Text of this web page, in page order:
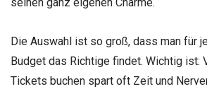
Die Auswahl ist so groß, dass man für
Budget das Richtige findet. Wichtig ist:
Tickets buchen spart oft Zeit und